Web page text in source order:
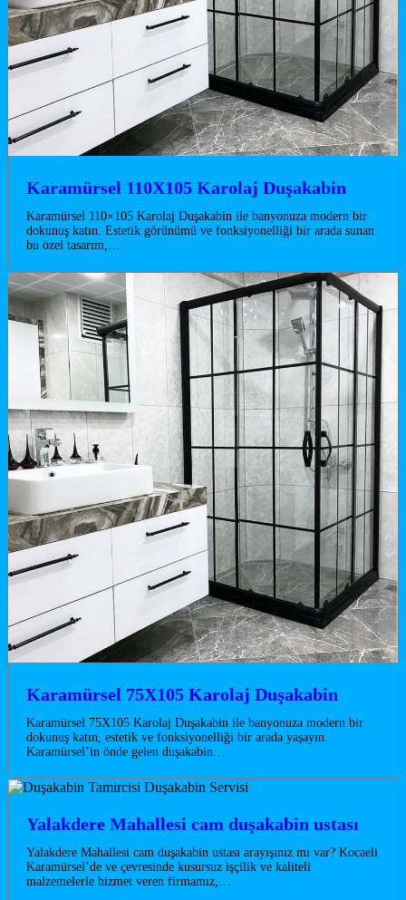
Karamürsel 110X105 Karolaj Duşakabin
Karamürsel 110×105 Karolaj Duşakabin ile banyonuza modern bir
dokunuş katın. Estetik görünümü ve fonksiyonelliği bir arada sunan
bu özel tasarım,…
Karamürsel 75X105 Karolaj Duşakabin
Karamürsel 75X105 Karolaj Duşakabin ile banyonuza modern bir
dokunuş katın, estetik ve fonksiyonelliği bir arada yaşayın.
Karamürsel’in önde gelen duşakabin…
Yalakdere Mahallesi cam duşakabin ustası
Yalakdere Mahallesi cam duşakabin ustası arayışınız mı var? Kocaeli
Karamürsel’de ve çevresinde kusursuz işçilik ve kaliteli
malzemelerle hizmet veren firmamız,…